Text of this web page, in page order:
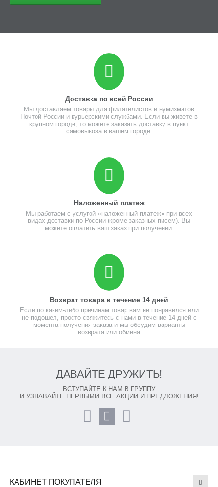
Доставка по всей России
Мы доставляем товары для филателистов и нумизматов
Почтой России и курьерскими службами. Если вы живете в
крупном городе, то можете заказать доставку в пункт
самовывоза в вашем городе.
Наложенный платеж
Мы работаем с услугой «наложенный платеж» при всех
видах доставки по России (кроме заказных писем). Вы
можете оплатить ваш заказ при получении.
Возврат товара в течение 14 дней
Если по каким-либо причинам товар вам не понравился или
не подошел, просто свяжитесь с нами в течение 14 дней с
момента получения заказа и мы обсудим варианты
возврата или обмена
ДАВАЙТЕ ДРУЖИТЬ!
ВСТУПАЙТЕ К НАМ В ГРУППУ
И УЗНАВАЙТЕ ПЕРВЫМИ ВСЕ АКЦИИ И ПРЕДЛОЖЕНИЯ!
КАБИНЕТ ПОКУПАТЕЛЯ